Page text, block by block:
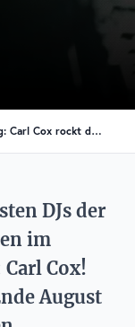
Das Set zum Sonntag: Carl Cox rockt das Mysteryland
DJs der
im
Cox!
August